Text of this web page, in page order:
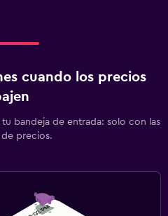
cuando los precios
bandeja de entrada: solo con las
de precios.